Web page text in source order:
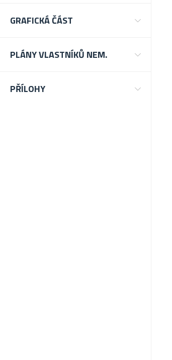
GRAFICKÁ ČÁST
PLÁNY VLASTNÍKŮ NEM.
PŘÍLOHY